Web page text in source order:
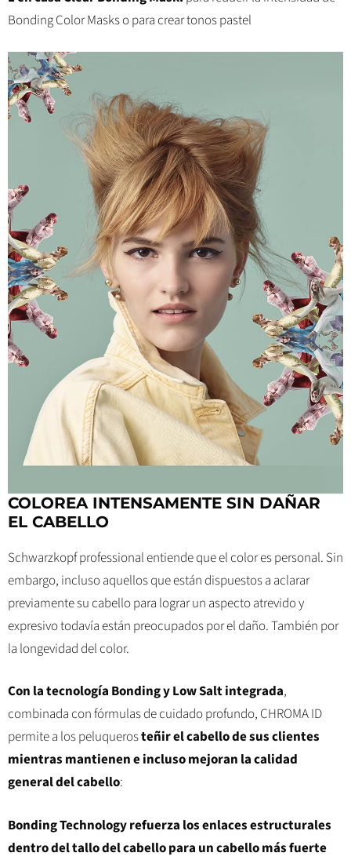
Bonding Color Masks o para crear tonos pastel
COLOREA INTENSAMENTE SIN DAÑAR
EL CABELLO
Schwarzkopf professional entiende que el color es personal. Sin
embargo, incluso aquellos que están dispuestos a aclarar
previamente su cabello para lograr un aspecto atrevido y
expresivo todavía están preocupados por el daño. También por
la longevidad del color.
Con la tecnología Bonding y Low Salt integrada,
combinada con fórmulas de cuidado profundo, CHROMA ID
permite a los peluquerosteñir el cabello de sus clientes
mientras mantienen e incluso mejoran la calidad
general del cabello:
Bonding Technology refuerza los enlaces estructurales
dentro del tallo del cabello para un cabello más fuerte